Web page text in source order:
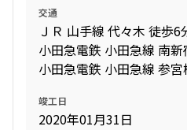
交通
ＪＲ 山手線 代々木 徒歩6
小田急電鉄 小田急線 南
小田急電鉄 小田急線 参
竣工日
2020年01月31日